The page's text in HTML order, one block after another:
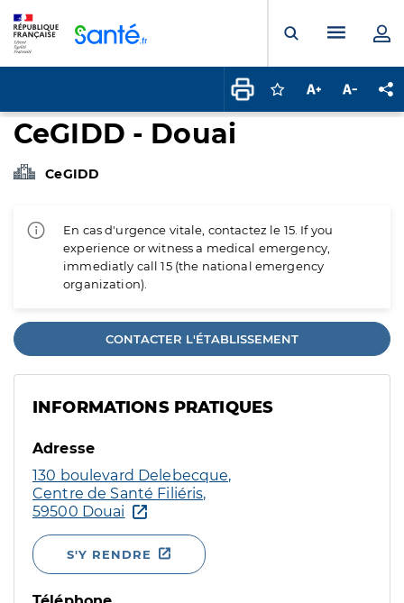
Ouvrir laMenu
Connectez-vous
Augmenter la
CeGIDD - Douai
CeGIDD
En cas d'urgence vitale, contactez le 15. If you
experience or witness a medical emergency,
immediatly call 15 (the national emergency
organization).
CONTACTER L'ÉTABLISSEMENT
INFORMATIONS PRATIQUES
Adresse
130 boulevard Delebecque,
Centre de Santé Filiéris,
59500 Douai
S'Y RENDRE